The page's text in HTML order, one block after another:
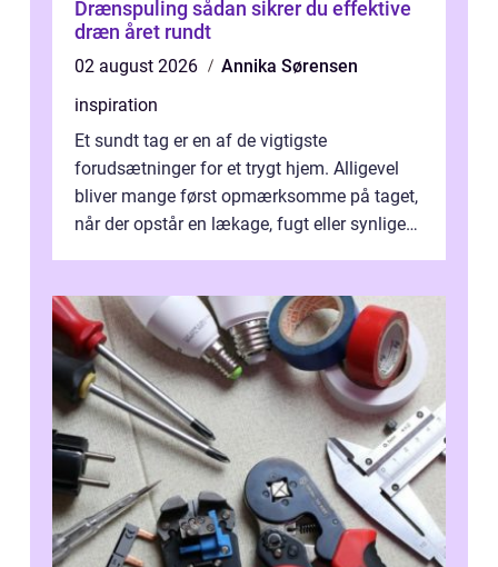
Drænspuling sådan sikrer du effektive
dræn året rundt
02 august 2026
Annika Sørensen
inspiration
Et sundt tag er en af de vigtigste
forudsætninger for et trygt hjem. Alligevel
bliver mange først opmærksomme på taget,
når der opstår en lækage, fugt eller synlige